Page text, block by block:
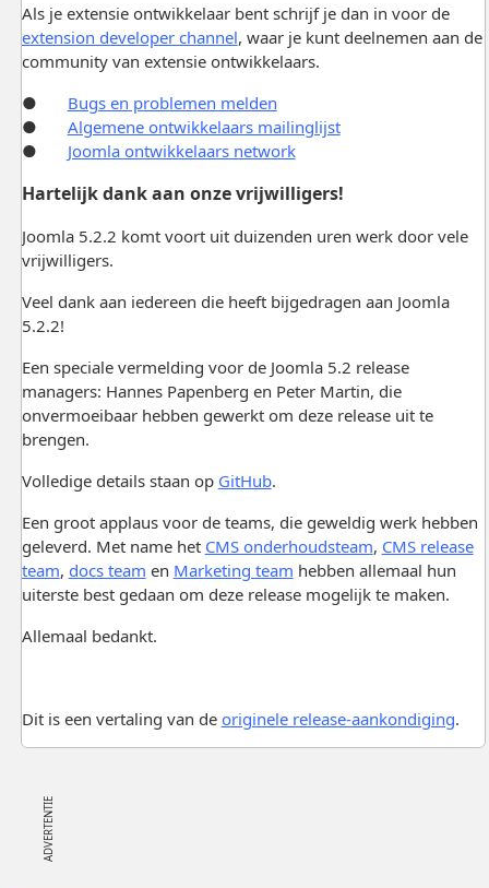
Als je extensie ontwikkelaar bent schrijf je dan in voor de
extension developer channel, waar je kunt deelnemen aan de
community van extensie ontwikkelaars.
● Bugs en problemen melden
● Algemene ontwikkelaars mailinglijst
● Joomla ontwikkelaars network
Hartelijk dank aan onze vrijwilligers!
Joomla 5.2.2 komt voort uit duizenden uren werk door vele
vrijwilligers.
Veel dank aan iedereen die heeft bijgedragen aan Joomla
5.2.2!
Een speciale vermelding voor de Joomla 5.2 release
managers: Hannes Papenberg en Peter Martin, die
onvermoeibaar hebben gewerkt om deze release uit te
brengen.
Volledige details staan op GitHub.
Een groot applaus voor de teams, die geweldig werk hebben
geleverd. Met name het CMS onderhoudsteam, CMS release
team, docs team en Marketing team hebben allemaal hun
uiterste best gedaan om deze release mogelijk te maken.
Allemaal bedankt.
Dit is een vertaling van de originele release-aankondiging.